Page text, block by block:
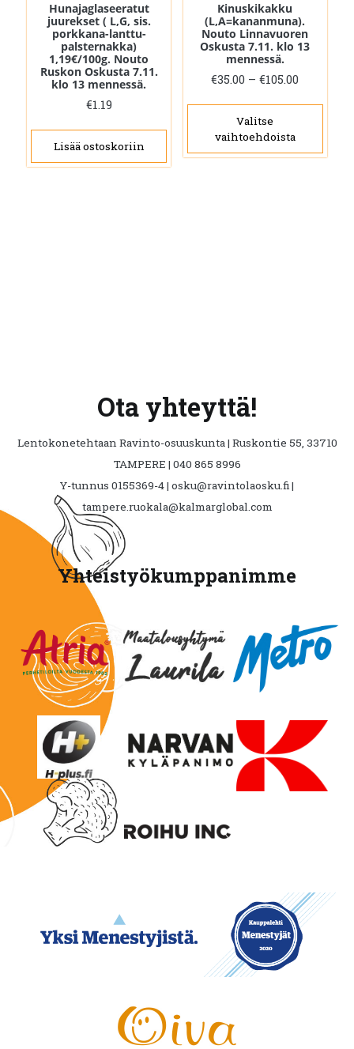
Hunajaglaseeratut
juurekset ( L,G, sis.
porkkana-lanttu-
palsternakka)
1,19€/100g. Nouto
Ruskon Oskusta 7.11.
klo 13 mennessä.
€1.19
Lisää ostoskoriin
Kinuskikakku
(L,A=kananmuna).
Nouto Linnavuoren
Oskusta 7.11. klo 13
mennessä.
€35.00 – €105.00
Valitse
vaihtoehdoista
Ota yhteyttä!
Lentokonetehtaan Ravinto-osuuskunta | Ruskontie 55, 33710
TAMPERE | 040 865 8996
Y-tunnus 0155369-4 | osku@ravintolaosku.fi |
tampere.ruokala@kalmarglobal.com
Yhteistyökumppanimme